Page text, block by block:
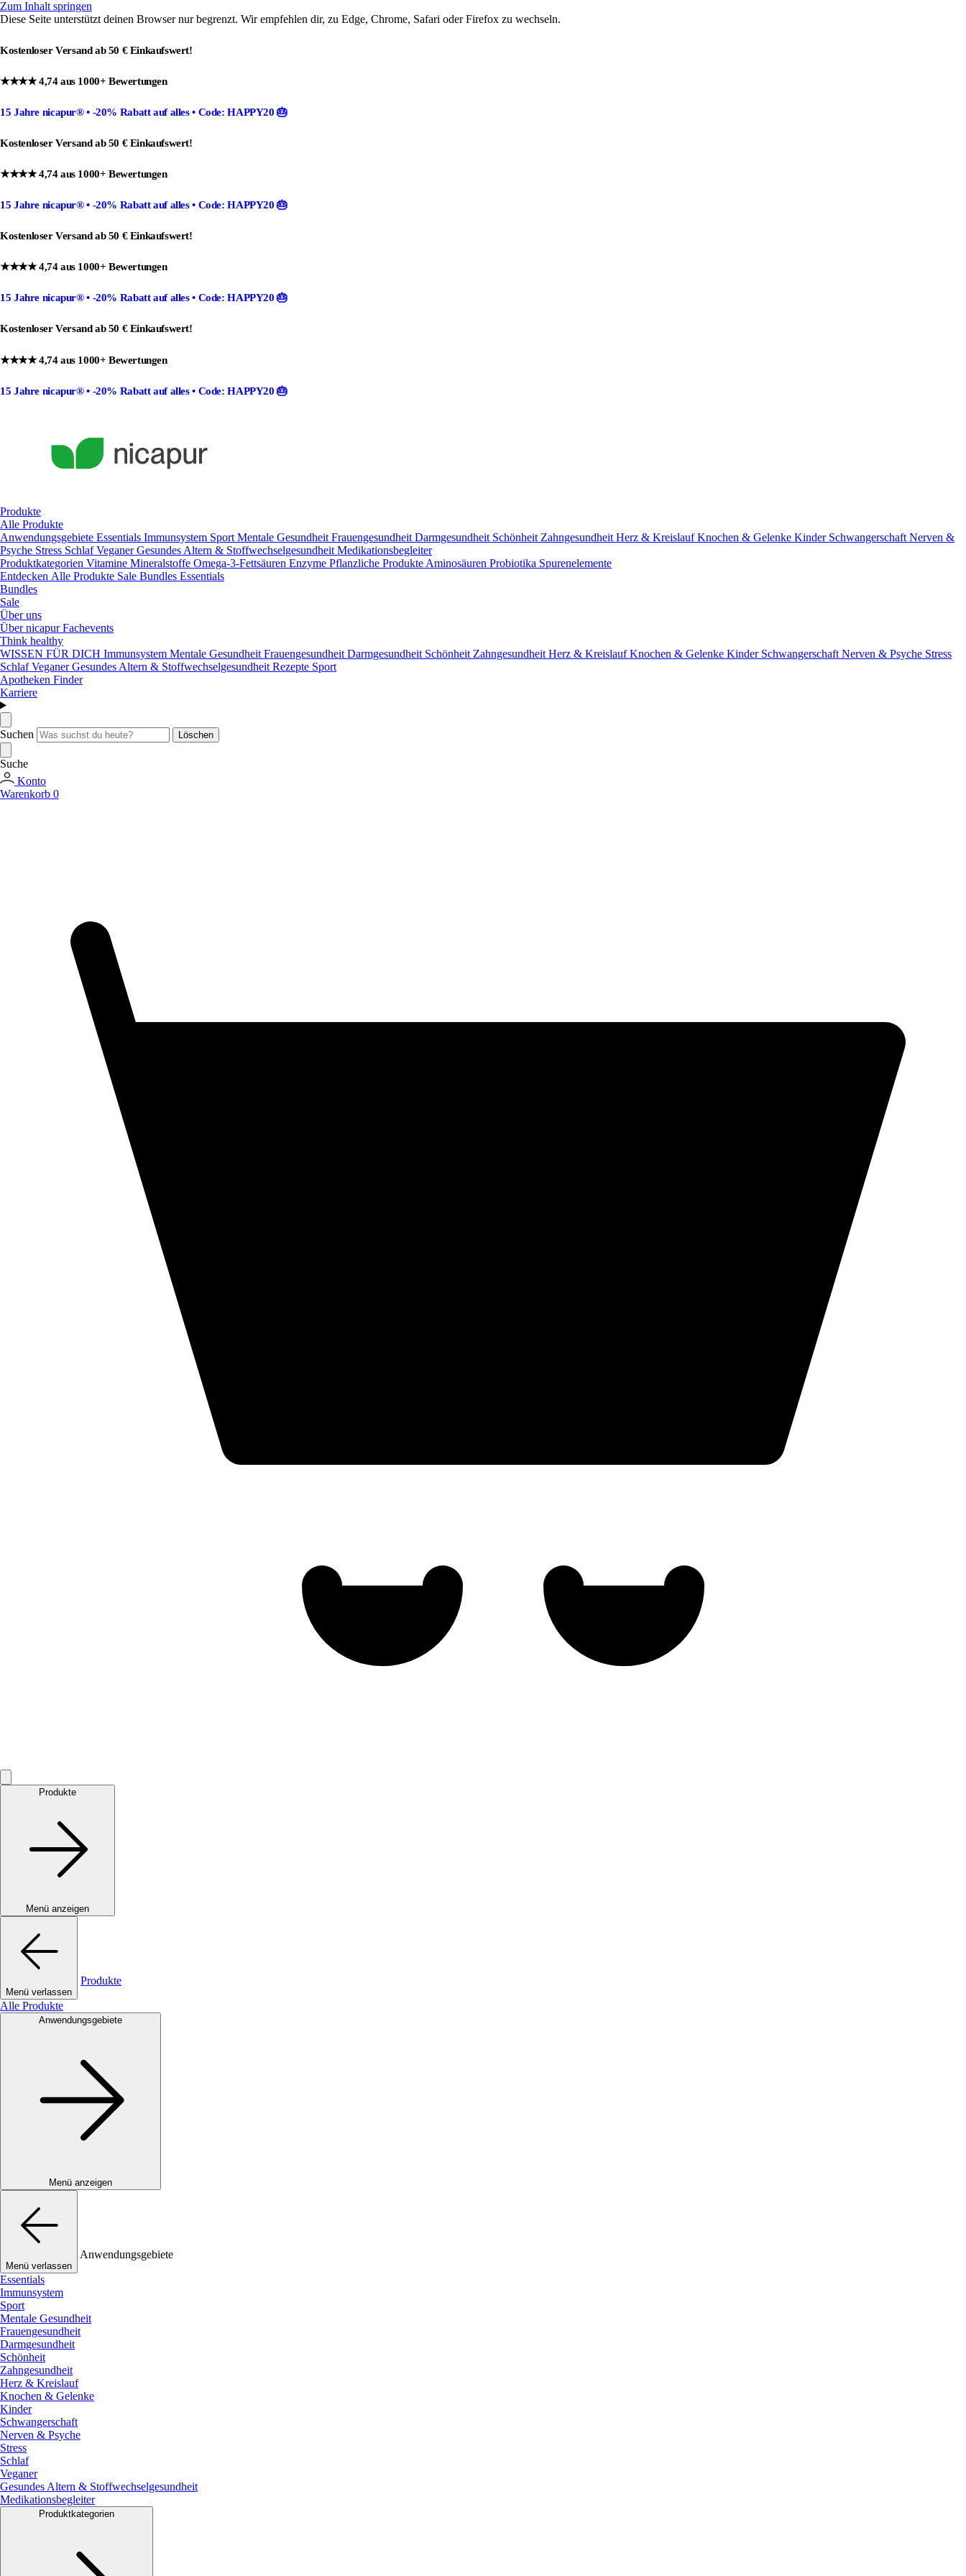
Zum Inhalt springen
Diese Seite unterstützt deinen Browser nur begrenzt. Wir empfehlen dir, zu Edge, Chrome, Safari oder Firefox zu wechseln.
Kostenloser Versand ab 50 € Einkaufswert!
★★★★ 4,74 aus 1000+ Bewertungen
15 Jahre nicapur®• -20% Rabattauf alles • Code: HAPPY20🎂
Kostenloser Versand ab 50 € Einkaufswert!
★★★★ 4,74 aus 1000+ Bewertungen
15 Jahre nicapur®• -20% Rabattauf alles • Code: HAPPY20🎂
Kostenloser Versand ab 50 € Einkaufswert!
★★★★ 4,74 aus 1000+ Bewertungen
15 Jahre nicapur®• -20% Rabattauf alles • Code: HAPPY20🎂
Kostenloser Versand ab 50 € Einkaufswert!
★★★★ 4,74 aus 1000+ Bewertungen
15 Jahre nicapur®• -20% Rabattauf alles • Code: HAPPY20🎂
Produkte
Alle Produkte
Anwendungsgebiete Essentials Immunsystem Sport Mentale Gesundheit Frauengesundheit Darmgesundheit Schönheit Zahngesundheit Herz & KreislaufKnochen & Gelenke Kinder Schwangerschaft Nerven &
Psyche Stress SchlafVeganerGesundes Altern & Stoffwechselgesundheit Medikationsbegleiter
Produktkategorien Vitamine Mineralstoffe Omega-3-Fettsäuren Enzyme Pflanzliche Produkte Aminosäuren Probiotika Spurenelemente
Entdecken Alle Produkte Sale Bundles Essentials
Bundles
Sale
Über uns
Über nicapurFachevents
Think healthy
WISSEN FÜR DICH Immunsystem Mentale Gesundheit Frauengesundheit Darmgesundheit Schönheit Zahngesundheit Herz & KreislaufKnochen & Gelenke Kinder Schwangerschaft Nerven & Psyche Stress
SchlafVeganerGesundes Altern & Stoffwechselgesundheit Rezepte Sport
Apotheken Finder
Karriere
Suchen Löschen
Suche
Konto
Warenkorb 0
Produkte
Menü anzeigen
Menü verlassen
Produkte
Alle Produkte
Anwendungsgebiete
Menü anzeigen
Menü verlassen
Anwendungsgebiete
Essentials
Immunsystem
Sport
Mentale Gesundheit
Frauengesundheit
Darmgesundheit
Schönheit
Zahngesundheit
Herz & Kreislauf
Knochen & Gelenke
Kinder
Schwangerschaft
Nerven & Psyche
Stress
Schlaf
Veganer
Gesundes Altern & Stoffwechselgesundheit
Medikationsbegleiter
Produktkategorien